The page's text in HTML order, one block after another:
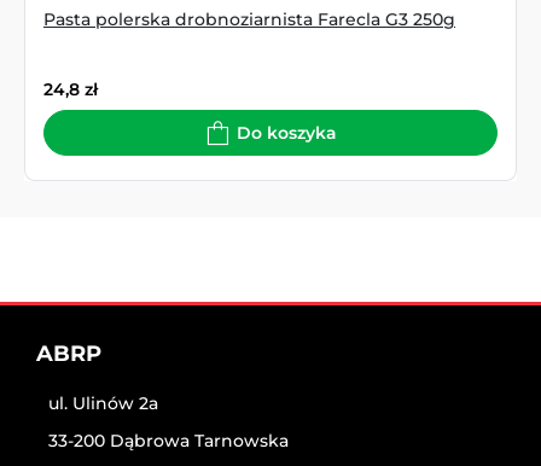
Pasta polerska drobnoziarnista Farecla G3 250g
24,8 zł
Do koszyka
ABRP
ul. Ulinów 2a
33-200 Dąbrowa Tarnowska